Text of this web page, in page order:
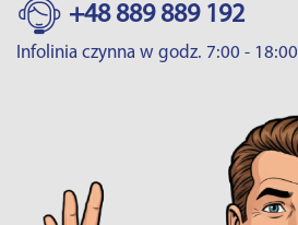
+48 889 889 192
Infolinia czynna w godz. 7:00 - 18:00